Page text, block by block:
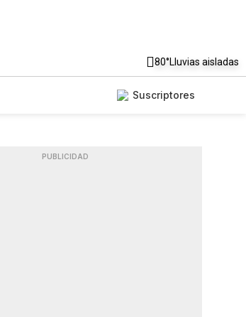
80°Lluvias aisladas
Suscriptores
PUBLICIDAD